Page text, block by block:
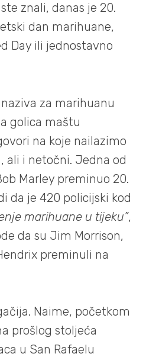
znali, danas je 20.
dan marihuane,
Day ili jednostavno
za marihuanu
golica maštu
na koje nailazimo
ali i netočni. Jedna od
Marley preminuo 20.
da je 420 policijski kod
marihuane u tijeku”,
da su Jim Morrison,
preminuli na
Naime, početkom
prošlog stoljeća
u San Rafaelu